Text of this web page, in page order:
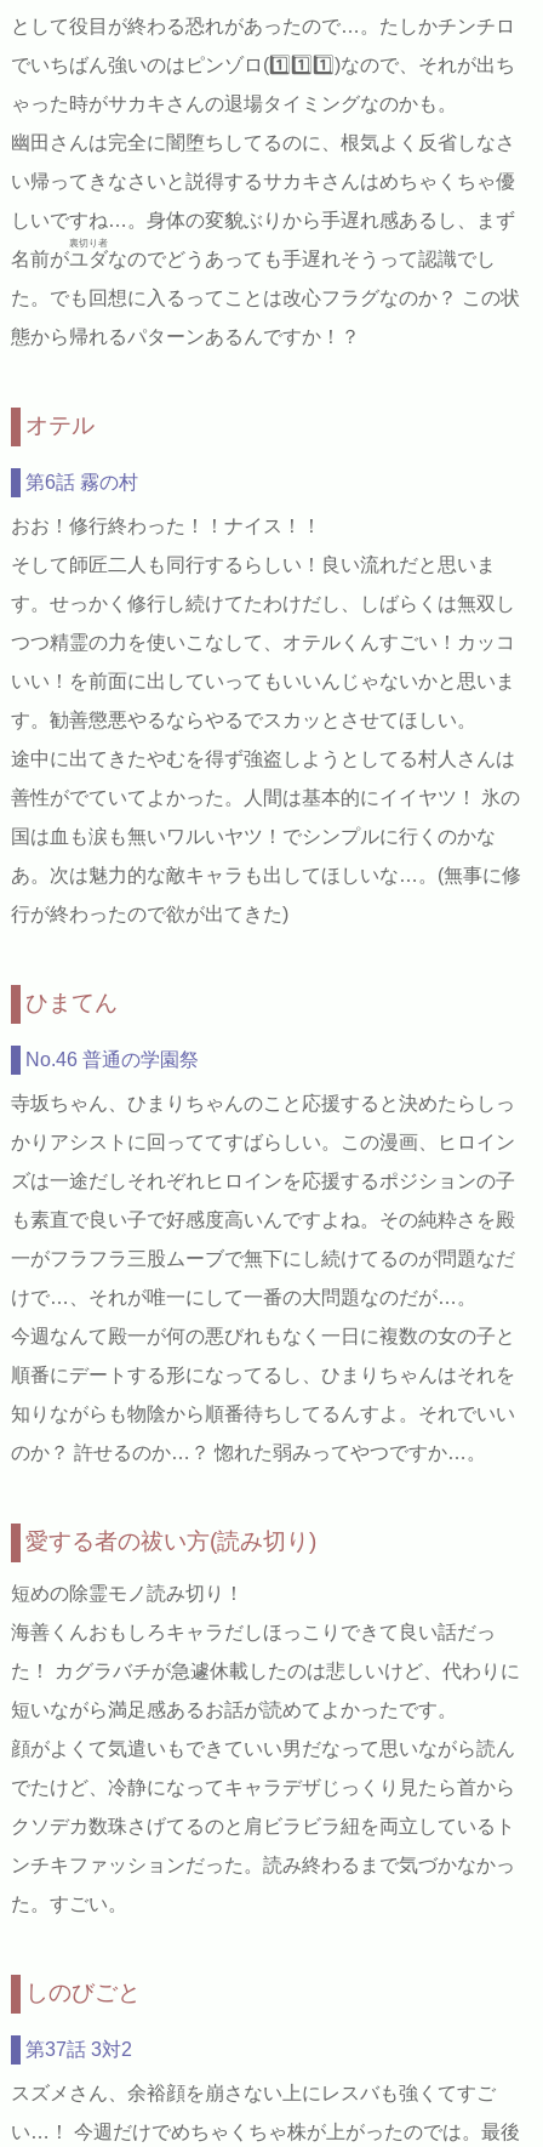
として役目が終わる恐れがあったので…。たしかチンチロ
でいちばん強いのはピンゾロ(1️⃣1️⃣1️⃣)なので、それが出ち
ゃった時がサカキさんの退場タイミングなのかも。
幽田さんは完全に闇堕ちしてるのに、根気よく反省しなさ
い帰ってきなさいと説得するサカキさんはめちゃくちゃ優
しいですね…。身体の変貌ぶりから手遅れ感あるし、まず
名前がユダ
裏切り者
なのでどうあっても手遅れそうって認識でし
た。でも回想に入るってことは改心フラグなのか？ この状
態から帰れるパターンあるんですか！？
オテル
第6話 霧の村
おお！修行終わった！！ナイス！！
そして師匠二人も同行するらしい！良い流れだと思いま
す。せっかく修行し続けてたわけだし、しばらくは無双し
つつ精霊の力を使いこなして、オテルくんすごい！カッコ
いい！を前面に出していってもいいんじゃないかと思いま
す。勧善懲悪やるならやるでスカッとさせてほしい。
途中に出てきたやむを得ず強盗しようとしてる村人さんは
善性がでていてよかった。人間は基本的にイイヤツ！ 氷の
国は血も涙も無いワルいヤツ！でシンプルに行くのかな
あ。次は魅力的な敵キャラも出してほしいな…。(無事に修
行が終わったので欲が出てきた)
ひまてん
No.46 普通の学園祭
寺坂ちゃん、ひまりちゃんのこと応援すると決めたらしっ
かりアシストに回っててすばらしい。この漫画、ヒロイン
ズは一途だしそれぞれヒロインを応援するポジションの子
も素直で良い子で好感度高いんですよね。その純粋さを殿
一がフラフラ三股ムーブで無下にし続けてるのが問題なだ
けで…、それが唯一にして一番の大問題なのだが…。
今週なんて殿一が何の悪びれもなく一日に複数の女の子と
順番にデートする形になってるし、ひまりちゃんはそれを
知りながらも物陰から順番待ちしてるんすよ。それでいい
のか？ 許せるのか…？ 惚れた弱みってやつですか…。
愛する者の祓い方(読み切り)
短めの除霊モノ読み切り！
海善くんおもしろキャラだしほっこりできて良い話だっ
た！ カグラバチが急遽休載したのは悲しいけど、代わりに
短いながら満足感あるお話が読めてよかったです。
顔がよくて気遣いもできていい男だなって思いながら読ん
でたけど、冷静になってキャラデザじっくり見たら首から
クソデカ数珠さげてるのと肩ビラビラ紐を両立しているト
ンチキファッションだった。読み終わるまで気づかなかっ
た。すごい。
しのびごと
第37話 3対2
スズメさん、余裕顔を崩さない上にレスバも強くてすご
い…！ 今週だけでめちゃくちゃ株が上がったのでは。最後